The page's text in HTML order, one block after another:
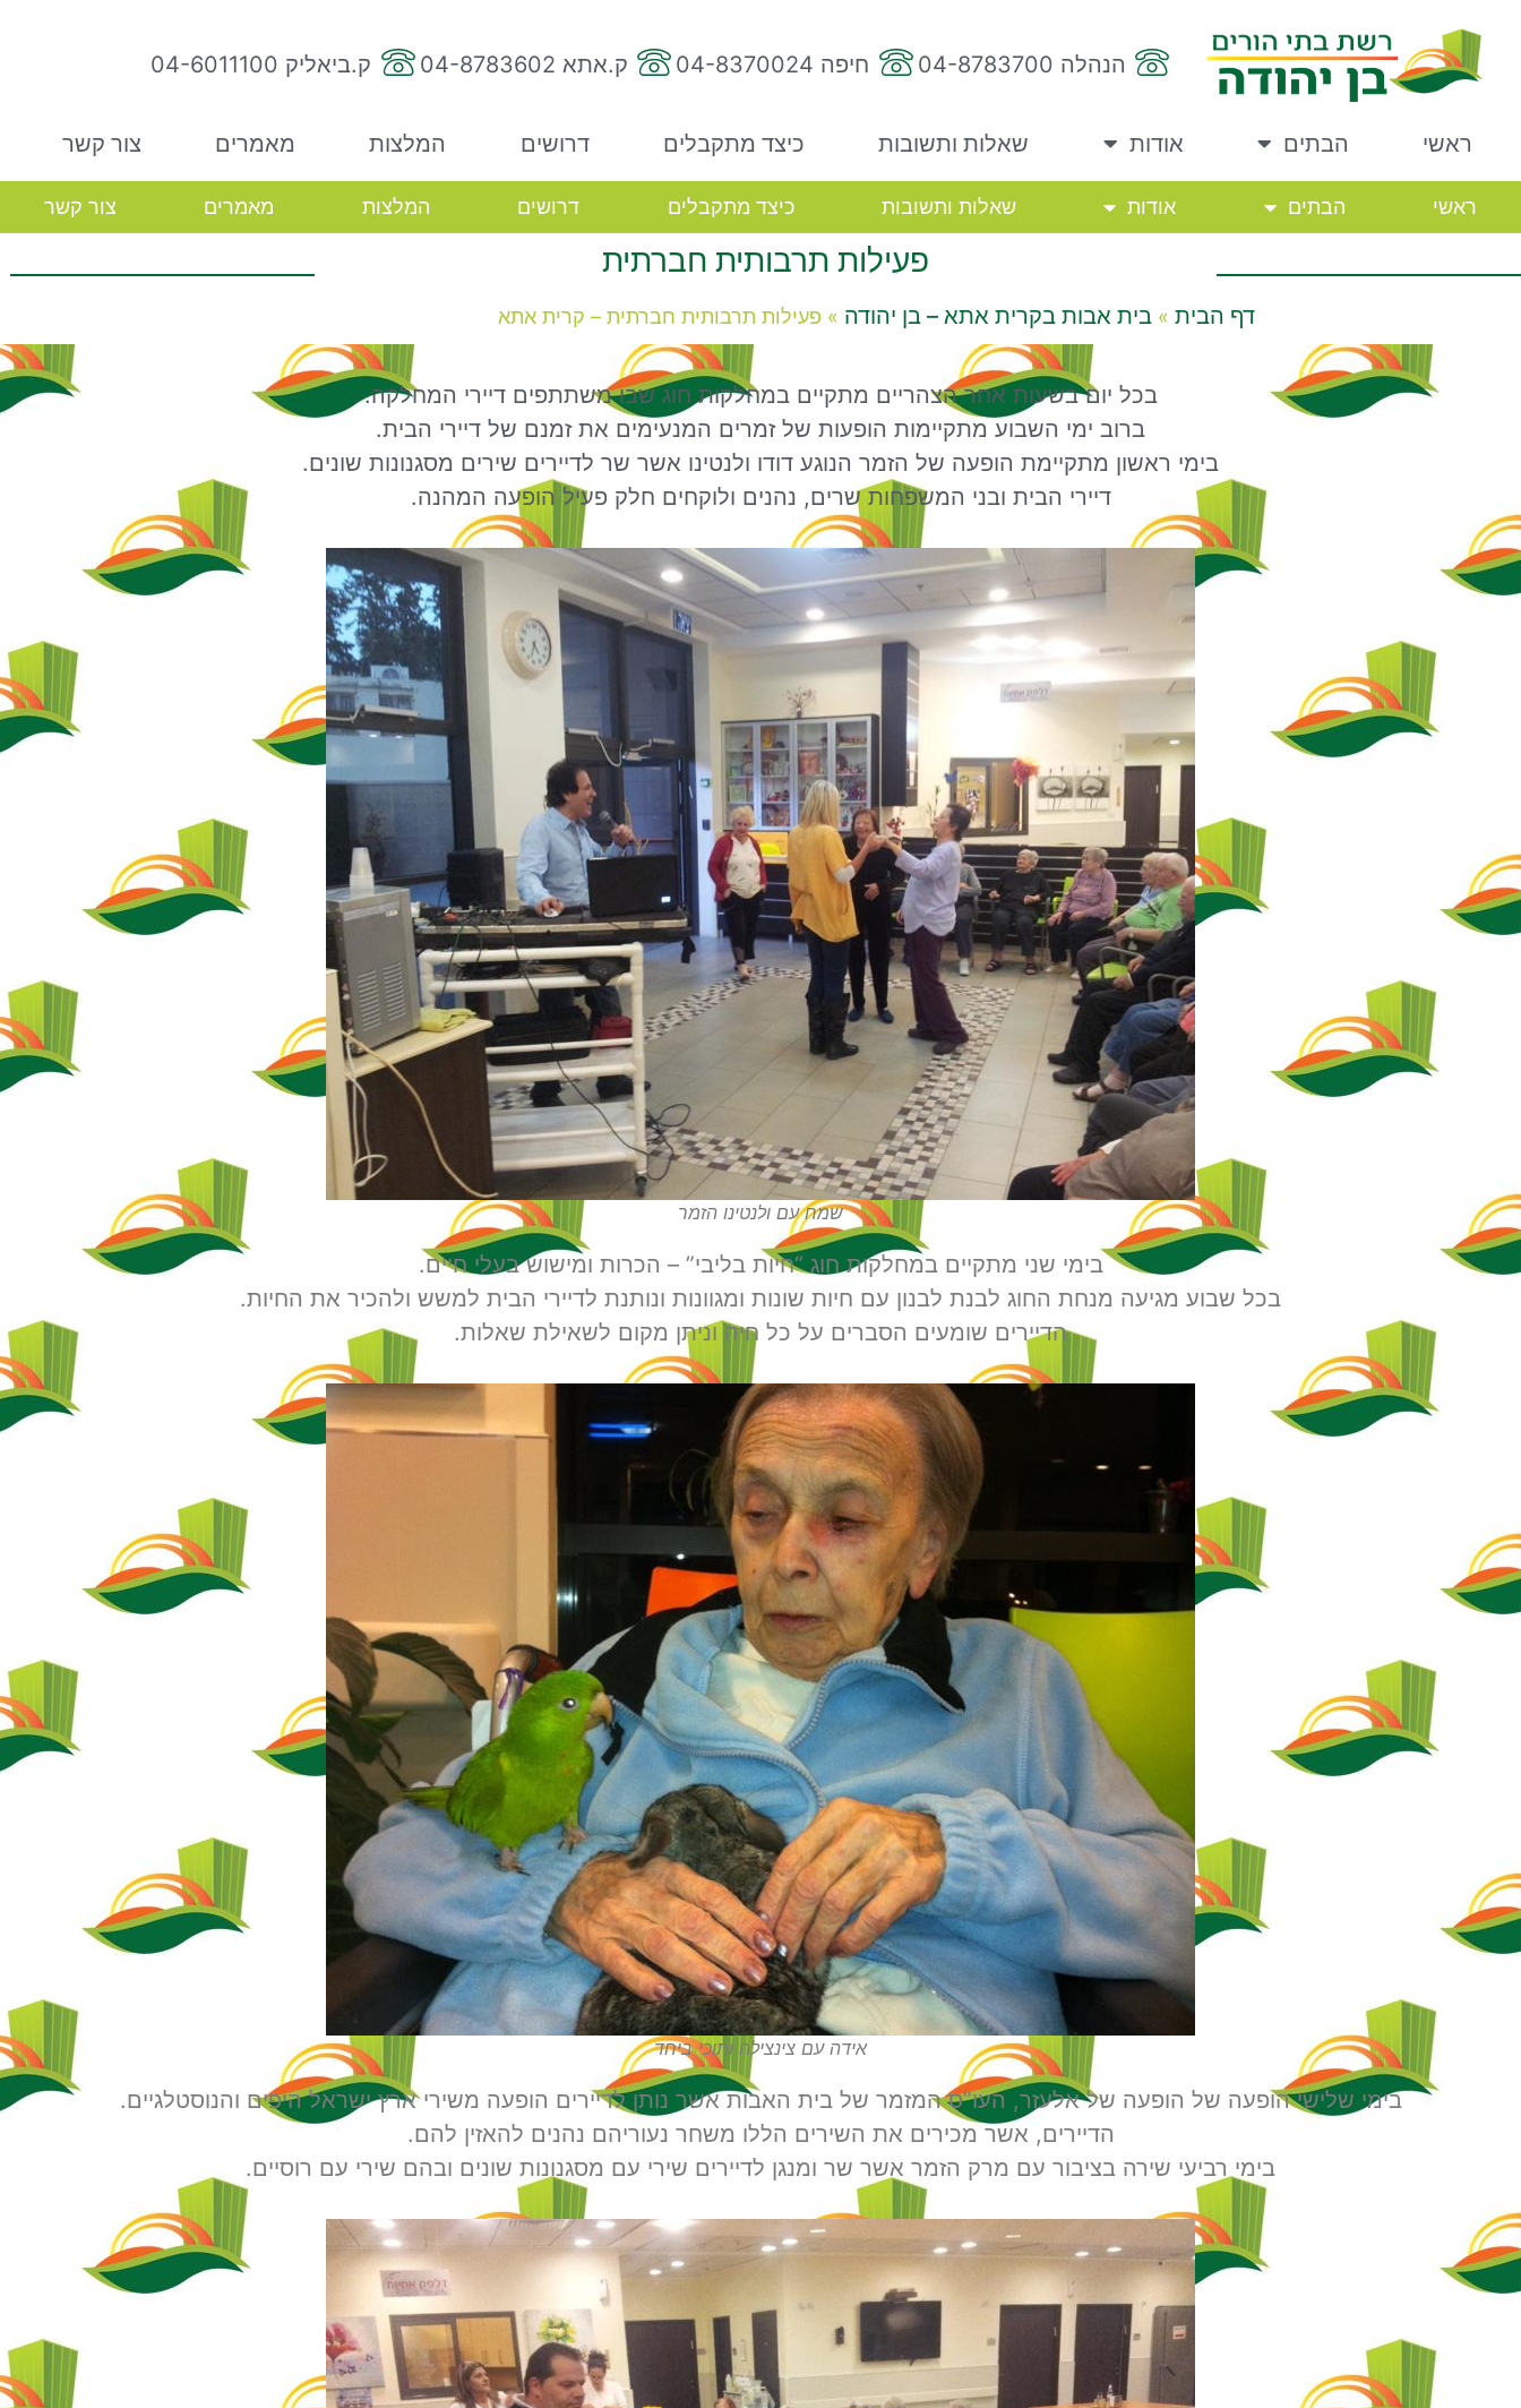
הנהלה 04-8783700 חיפה 04-8370024 ק.אתא 04-8783602 ק.ביאליק 04-6011100
ראשי הבתים אודות שאלות ותשובות כיצד מתקבלים דרושים המלצות מאמרים צור קשר
ראשי הבתים אודות שאלות ותשובות כיצד מתקבלים דרושים המלצות מאמרים צור קשר
פעילות תרבותית חברתית
דף הבית »בית אבות בקרית אתא – בן יהודה » פעילות תרבותית חברתית – קרית אתא
בכל יום בשעות אחר הצהריים מתקיים במחלקות חוג שבו משתתפים דיירי המחלקה.
ברוב ימי השבוע מתקיימות הופעות של זמרים המנעימים את זמנם של דיירי הבית.
בימי ראשון מתקיימת הופעה של הזמר הנוגע דודו ולנטינו אשר שר לדיירים שירים מסגנונות שונים.
דיירי הבית ובני המשפחות שרים, נהנים ולוקחים חלק פעיל הופעה המהנה.
שמח עם ולנטינו הזמר
בימי שני מתקיים במחלקות חוג “חיות בליבי” – הכרות ומישוש בעלי חיים.
בכל שבוע מגיעה מנחת החוג לבנת לבנון עם חיות שונות ומגוונות ונותנת לדיירי הבית למשש ולהכיר את החיות.
הדיירים שומעים הסברים על כל חיה וניתן מקום לשאילת שאלות.
אידה עם צינצילה ותוכי ביחד
בימי שלישי הופעה של הופעה של אלעזר, העו”ס המזמר של בית האבות אשר נותן לדיירים הופעה משירי ארץ ישראל היפים והנוסטלגיים.
הדיירים, אשר מכירים את השירים הללו משחר נעוריהם נהנים להאזין להם.
בימי רביעי שירה בציבור עם מרק הזמר אשר שר ומנגן לדיירים שירי עם מסגנונות שונים ובהם שירי עם רוסיים.